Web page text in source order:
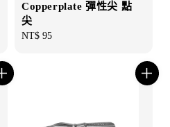
Copperplate 彈性尖 點
尖
Regular
NT$ 95